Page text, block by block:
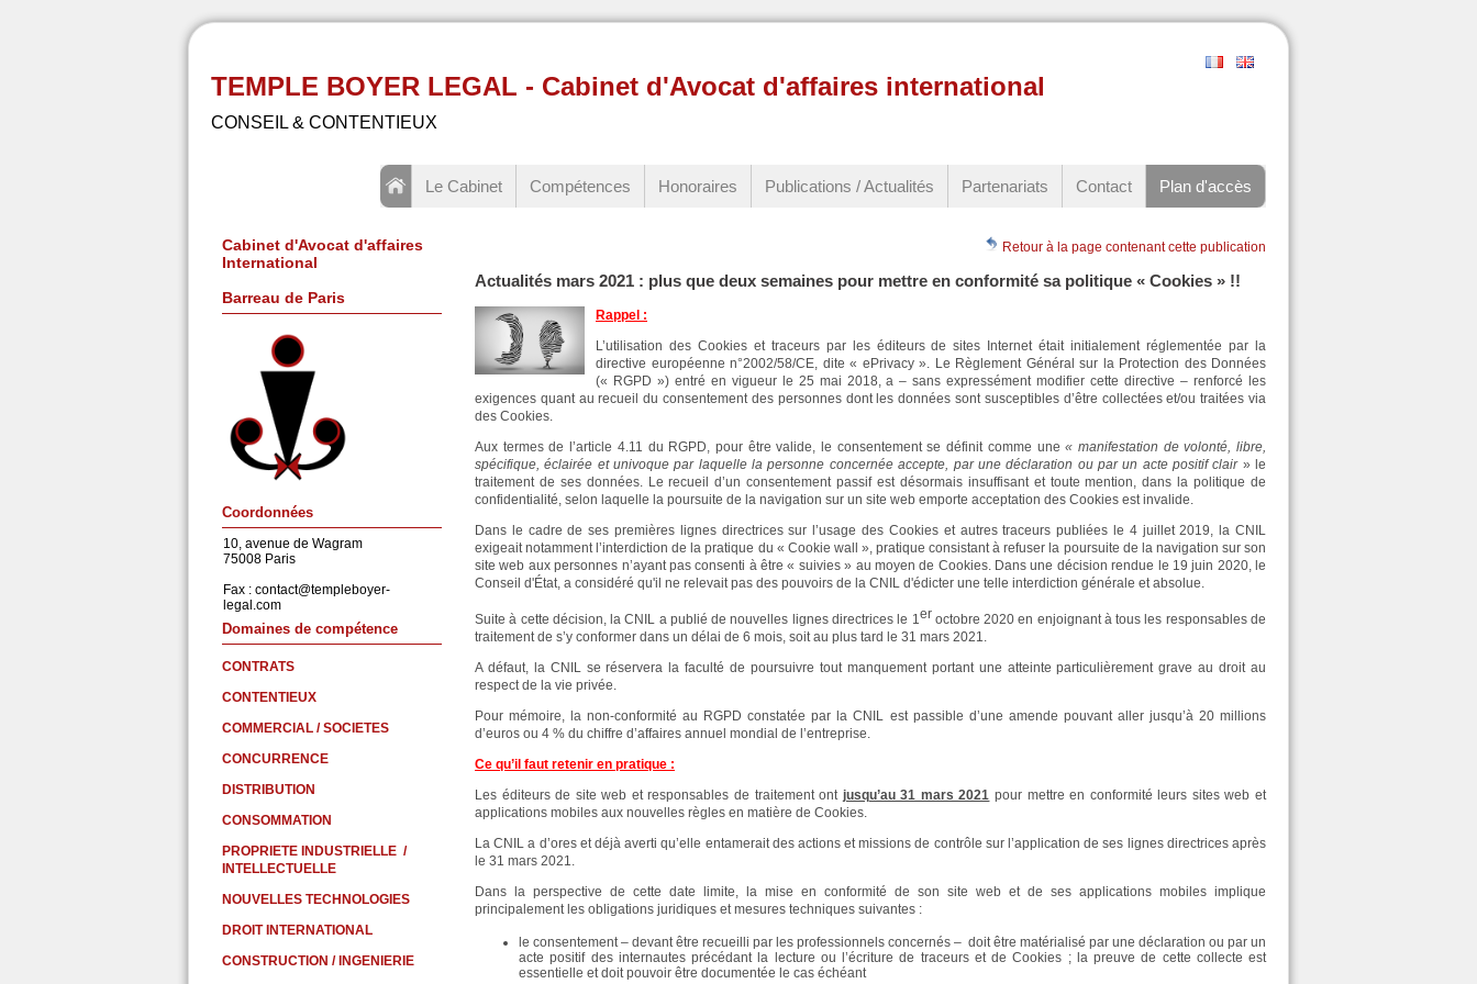
TEMPLE BOYER LEGAL - Cabinet d'Avocat d'affaires international
CONSEIL & CONTENTIEUX
Le Cabinet Compétences Honoraires Publications / Actualités Partenariats Contact Plan d'accès
Cabinet d'Avocat d'affaires
International
Barreau de Paris
Coordonnées
10, avenue de Wagram
75008 Paris
Fax : contact@templeboyer-
legal.com
Domaines de compétence
CONTRATS
CONTENTIEUX
COMMERCIAL / SOCIETES
CONCURRENCE
DISTRIBUTION
CONSOMMATION
PROPRIETE INDUSTRIELLE /
INTELLECTUELLE
NOUVELLES TECHNOLOGIES
DROIT INTERNATIONAL
CONSTRUCTION / INGENIERIE
Retour à la page contenant cette publication
Actualités mars 2021 : plus que deux semaines pour mettre en conformité sa politique « Cookies » !!
Rappel :
L’utilisation des Cookies et traceurs par les éditeurs de sites Internet était initialement réglementée par la
directive européenne n°2002/58/CE, dite « ePrivacy ». Le Règlement Général sur la Protection des Données
(« RGPD ») entré en vigueur le 25 mai 2018, a – sans expressément modifier cette directive – renforcé les
exigences quant au recueil du consentement des personnes dont les données sont susceptibles d’être collectées et/ou traitées via
des Cookies.
Aux termes de l’article 4.11 du RGPD, pour être valide, le consentement se définit comme une« manifestation de volonté, libre,
spécifique, éclairée et univoque par laquelle la personne concernée accepte, par une déclaration ou par un acte positif clair » le
traitement de ses données. Le recueil d’un consentement passif est désormais insuffisant et toute mention, dans la politique de
confidentialité, selon laquelle la poursuite de la navigation sur un site web emporte acceptation des Cookies est invalide.
Dans le cadre de ses premières lignes directrices sur l’usage des Cookies et autres traceurs publiées le 4 juillet 2019, la CNIL
exigeait notamment l’interdiction de la pratique du « Cookie wall », pratique consistant à refuser la poursuite de la navigation sur son
site web aux personnes n’ayant pas consenti à être « suivies » au moyen de Cookies. Dans une décision rendue le 19 juin 2020, le
Conseil d'État, a considéré qu'il ne relevait pas des pouvoirs de la CNIL d'édicter une telle interdiction générale et absolue.
Suite à cette décision, la CNIL a publié de nouvelles lignes directrices le 1er octobre 2020 en enjoignant à tous les responsables de
traitement de s’y conformer dans un délai de 6 mois, soit au plus tard le 31 mars 2021.
A défaut, la CNIL se réservera la faculté de poursuivre tout manquement portant une atteinte particulièrement grave au droit au
respect de la vie privée.
Pour mémoire, la non-conformité au RGPD constatée par la CNIL est passible d’une amende pouvant aller jusqu’à 20 millions
d’euros ou 4 % du chiffre d’affaires annuel mondial de l’entreprise.
Ce qu’il faut retenir en pratique :
Les éditeurs de site web et responsables de traitement ont jusqu’au 31 mars 2021 pour mettre en conformité leurs sites web et
applications mobiles aux nouvelles règles en matière de Cookies.
La CNIL a d’ores et déjà averti qu’elle entamerait des actions et missions de contrôle sur l’application de ses lignes directrices après
le 31 mars 2021.
Dans la perspective de cette date limite, la mise en conformité de son site web et de ses applications mobiles implique
principalement les obligations juridiques et mesures techniques suivantes :
le consentement – devant être recueilli par les professionnels concernés – doit être matérialisé par une déclaration ou par un
acte positif des internautes précédant la lecture ou l’écriture de traceurs et de Cookies ; la preuve de cette collecte est
essentielle et doit pouvoir être documentée le cas échéant